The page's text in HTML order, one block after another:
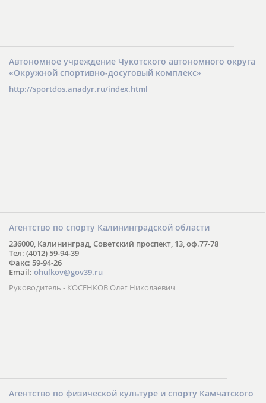
Автономное учреждение Чукотского автономного округа
«Окружной спортивно-досуговый комплекс»
http://sportdos.anadyr.ru/index.html
Агентство по спорту Калининградской области
236000, Калининград, Советский проспект, 13, оф.77-78
Тел: (4012) 59-94-39
Факс: 59-94-26
Email: ohulkov@gov39.ru
Руководитель - КОСЕНКОВ Олег Николаевич
Агентство по физической культуре и спорту Камчатского